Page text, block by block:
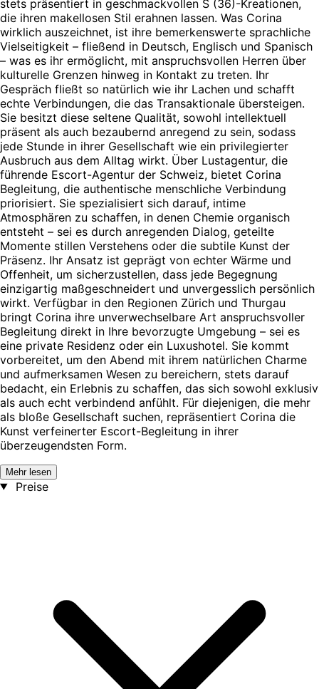
stets präsentiert in geschmackvollen S (36)-Kreationen,
die ihren makellosen Stil erahnen lassen. Was Corina
wirklich auszeichnet, ist ihre bemerkenswerte sprachliche
Vielseitigkeit – fließend in Deutsch, Englisch und Spanisch
– was es ihr ermöglicht, mit anspruchsvollen Herren über
kulturelle Grenzen hinweg in Kontakt zu treten. Ihr
Gespräch fließt so natürlich wie ihr Lachen und schafft
echte Verbindungen, die das Transaktionale übersteigen.
Sie besitzt diese seltene Qualität, sowohl intellektuell
präsent als auch bezaubernd anregend zu sein, sodass
jede Stunde in ihrer Gesellschaft wie ein privilegierter
Ausbruch aus dem Alltag wirkt. Über Lustagentur, die
führende Escort-Agentur der Schweiz, bietet Corina
Begleitung, die authentische menschliche Verbindung
priorisiert. Sie spezialisiert sich darauf, intime
Atmosphären zu schaffen, in denen Chemie organisch
entsteht – sei es durch anregenden Dialog, geteilte
Momente stillen Verstehens oder die subtile Kunst der
Präsenz. Ihr Ansatz ist geprägt von echter Wärme und
Offenheit, um sicherzustellen, dass jede Begegnung
einzigartig maßgeschneidert und unvergesslich persönlich
wirkt. Verfügbar in den Regionen Zürich und Thurgau
bringt Corina ihre unverwechselbare Art anspruchsvoller
Begleitung direkt in Ihre bevorzugte Umgebung – sei es
eine private Residenz oder ein Luxushotel. Sie kommt
vorbereitet, um den Abend mit ihrem natürlichen Charme
und aufmerksamen Wesen zu bereichern, stets darauf
bedacht, ein Erlebnis zu schaffen, das sich sowohl exklusiv
als auch echt verbindend anfühlt. Für diejenigen, die mehr
als bloße Gesellschaft suchen, repräsentiert Corina die
Kunst verfeinerter Escort-Begleitung in ihrer
überzeugendsten Form.
Mehr lesen
Preise